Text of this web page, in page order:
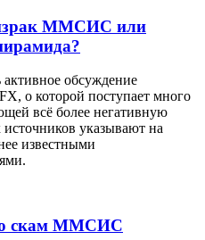
ММСИС или
обсуждение
о которой поступает много
всё более негативную
указывают на
известными
скам ММСИС